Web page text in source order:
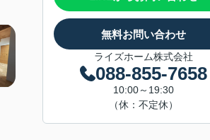
無料お問い合わせ
ライズホーム株式会社
088-855-7658
10:00～19:30
（休：不定休）